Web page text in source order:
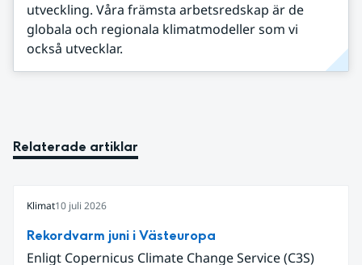
utveckling. Våra främsta arbetsredskap är de
globala och regionala klimatmodeller som vi
också utvecklar.
Relaterade artiklar
Klimat10 juli 2026
Rekordvarm juni i Västeuropa
Enligt Copernicus Climate Change Service (C3S)